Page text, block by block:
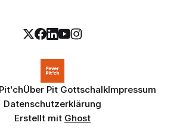
Über Pit GottschalkImpressum
Datenschutzerklärung
Erstellt mit Ghost